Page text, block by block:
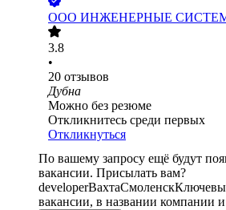
ООО ИНЖЕНЕРНЫЕ
3.8
•
20 отзывов
Дубна
Можно без резюме
Откликнитесь среди первых
Откликнуться
По вашему запросу ещё будут
вакансии. Присылать вам?
developerВахтаСмоленск
вакансии, в названии компании